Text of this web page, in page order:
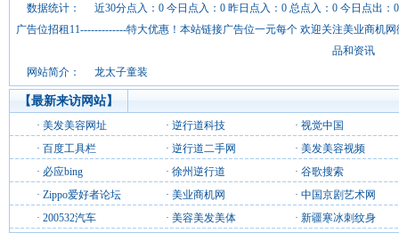
数据统计：
近30分点入：0 今日点入：0 昨日点入：0 总点入：0 今日点出：
广告位招租11-------------特大优惠！本站链接广告位一元每个 欢迎关注美业商机
品和资讯
网站简介：
龙太子童装
【最新来访网站】
· 美发美容网址 · 逆行道科技 · 视觉中国
· 百度工具栏 · 逆行道二手网 · 美发美容视频
· 必应bing · 徐州逆行道 · 谷歌搜索
· Zippo爱好者论坛 · 美业商机网 · 中国京剧艺术网
· 200532汽车 · 美容美发美体 · 新疆寒冰刺纹身